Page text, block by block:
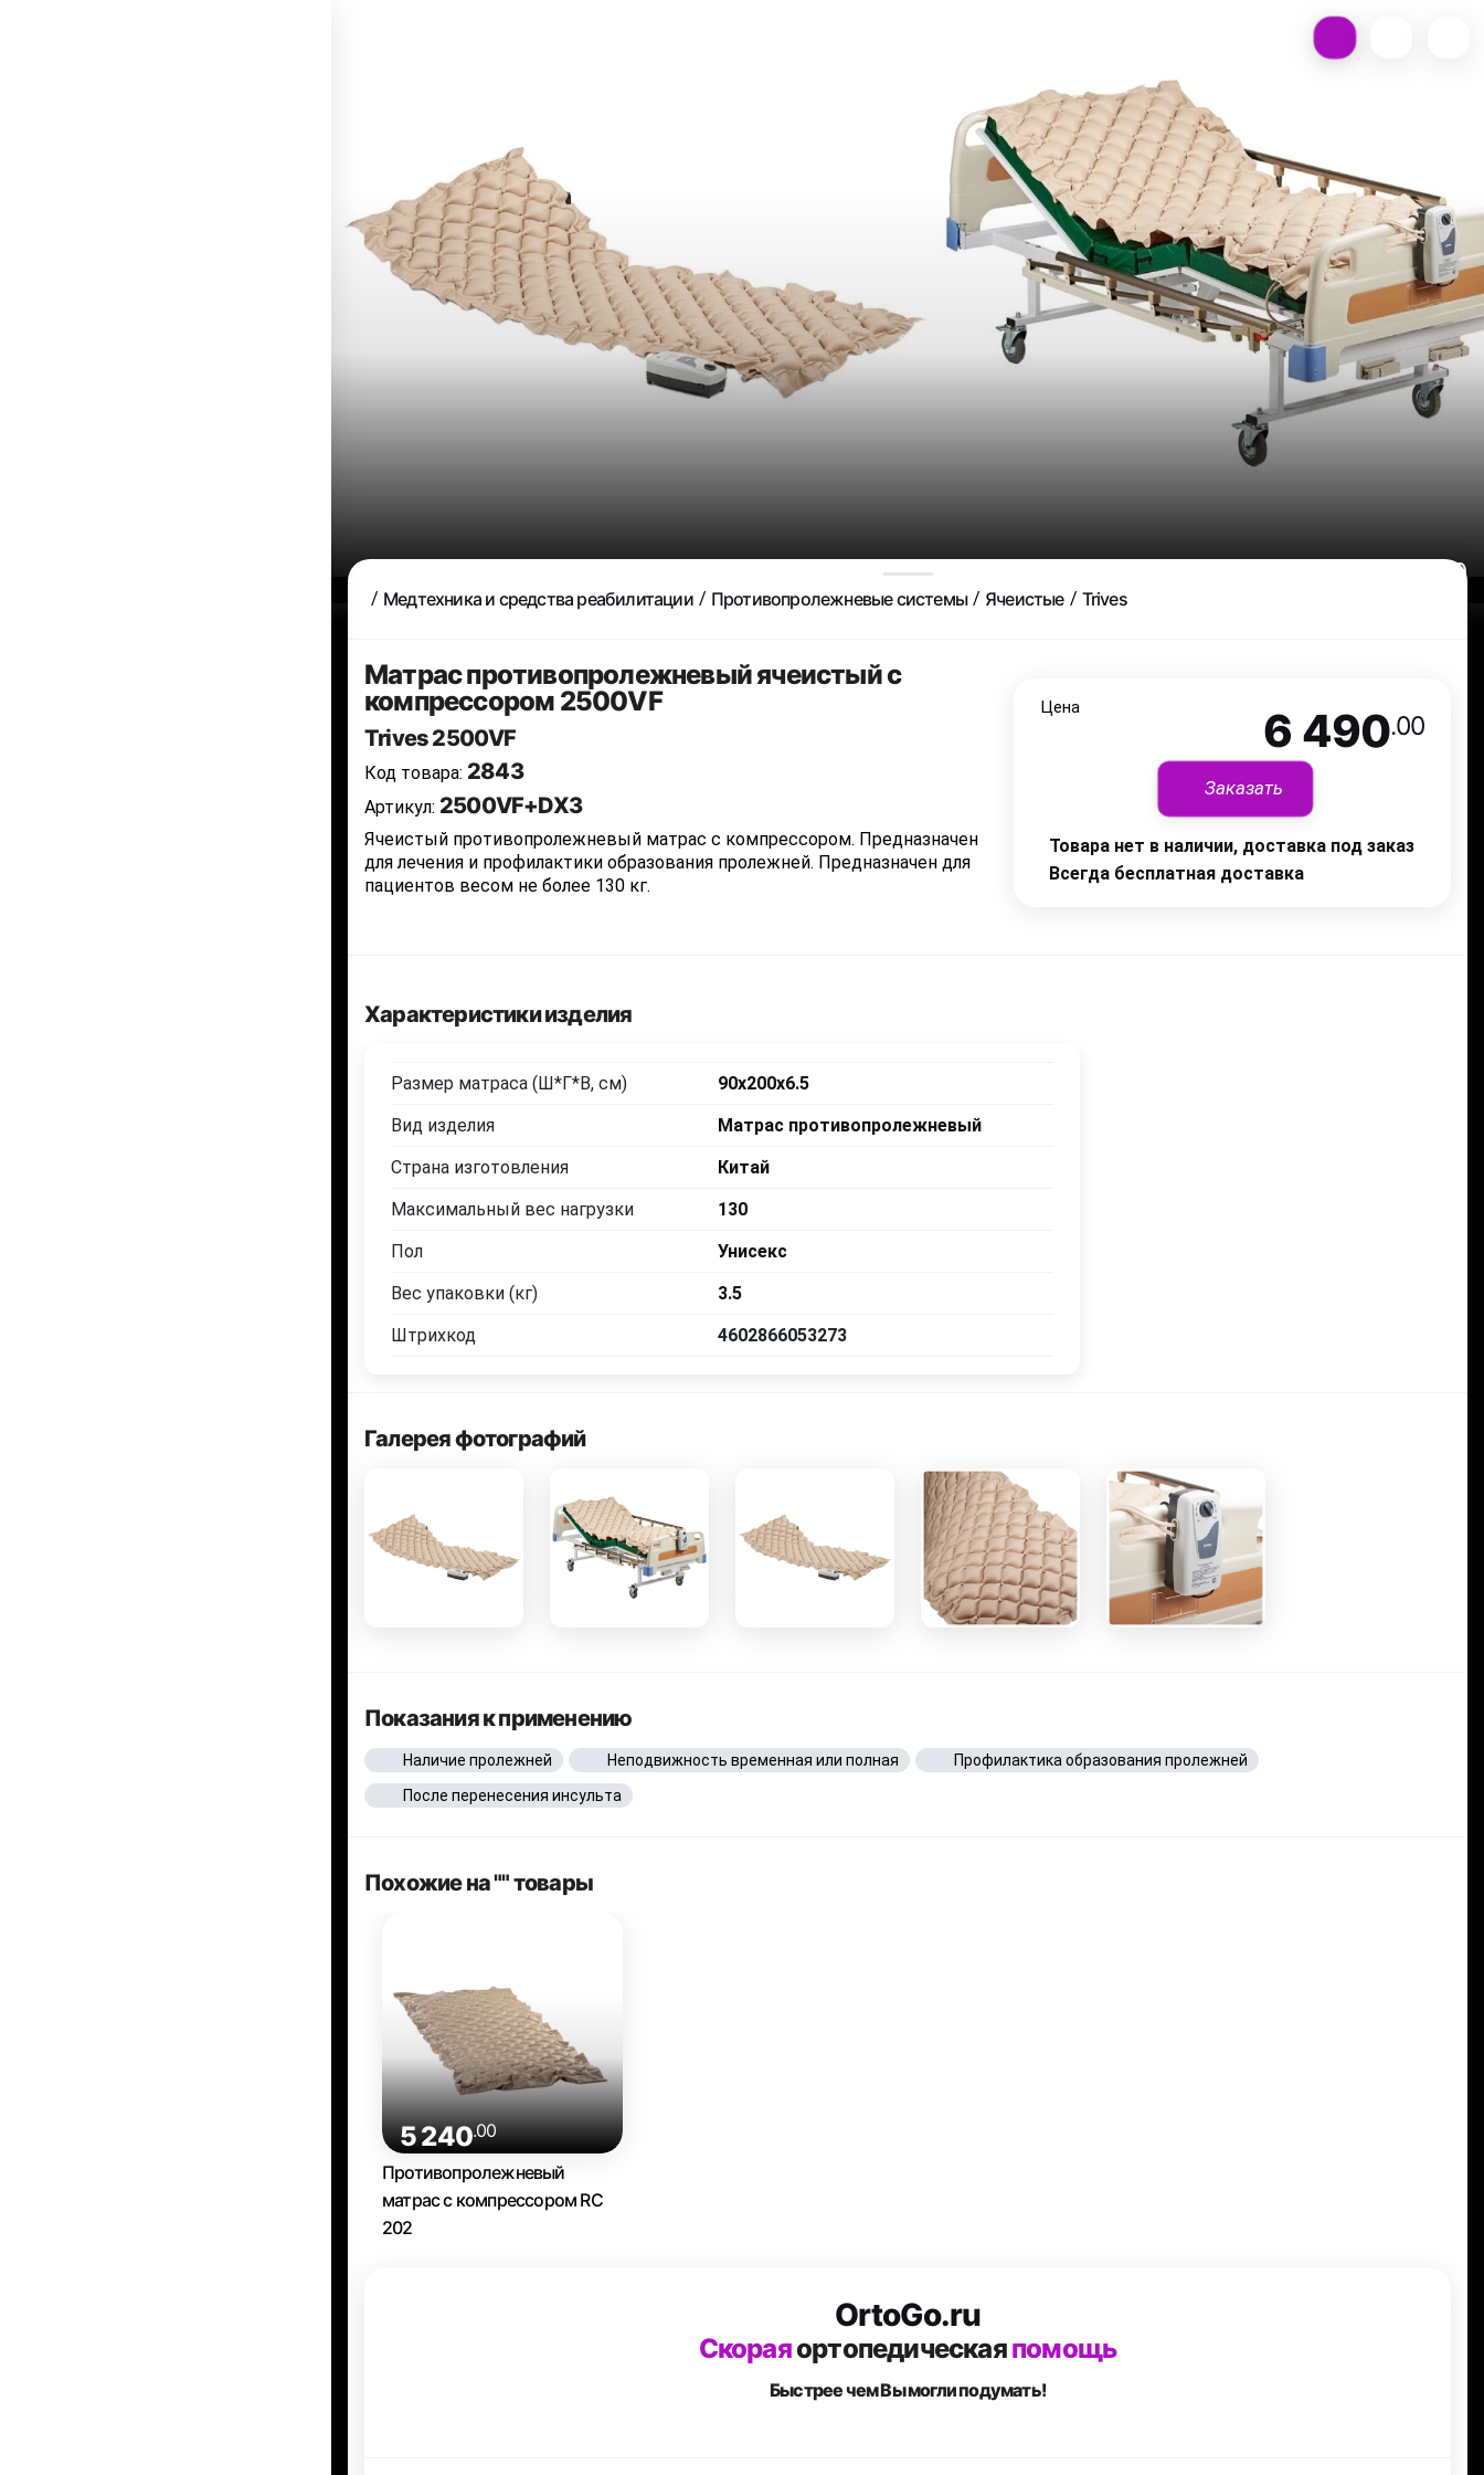
6 490 .00
Медтехника и средства реабилитации Противопролежневые системы Ячеистые Trives
Матрас противопролежневый ячеистый с
компрессором 2500VF
Trives 2500VF
Код товара: 2843
Артикул: 2500VF+DX3
Ячеистый противопролежневый матрас с компрессором. Предназначен
для лечения и профилактики образования пролежней. Предназначен для
пациентов весом не более 130 кг.
Цена 6 490.00
Заказать
Товара нет в наличии, доставка под заказ
Всегда бесплатная доставка
Характеристики изделия
Размер матраса (Ш*Г*В, см)
90x200x6.5
Вид изделия
Матрас противопролежневый
Страна изготовления
Китай
Максимальный вес нагрузки
130
Пол
Унисекс
Вес упаковки (кг)
3.5
Штрихкод
4602866053273
Галерея фотографий
Показания к применению
Наличие пролежней Неподвижность временная или полная
Профилактика образования пролежней
После перенесения инсульта
Похожие на "" товары
5 240.00
Противопролежневый
матрас с компрессором RC
202
OrtoGo.ru
Скораяортопедическаяпомощь
Быстрее чем Вымогли подумать!